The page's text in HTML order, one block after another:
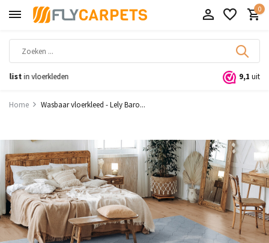
0
Home Wasbaar vloerkleed - Lely Baro...